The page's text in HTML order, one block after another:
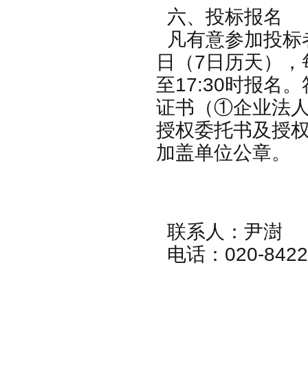
六、投标报名
凡有意参加投
日（7日历天）
至17:30时报名
证书（①企业法
授权委托书及授
加盖单位公章。
联系人：尹澍
电话：020-